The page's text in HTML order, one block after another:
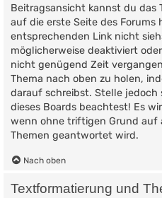
Beitragsansicht kannst du das
auf die erste Seite des Forums
entsprechenden Link nicht
möglicherweise deaktiviert
nicht genügend Zeit
Thema nach oben zu holen,
darauf schreibst. Stelle jedoch
dieses Boards beachtest! Es
wenn ohne triftigen Grund auf
Themen geantwortet wird.
Nach oben
Textformatierung und